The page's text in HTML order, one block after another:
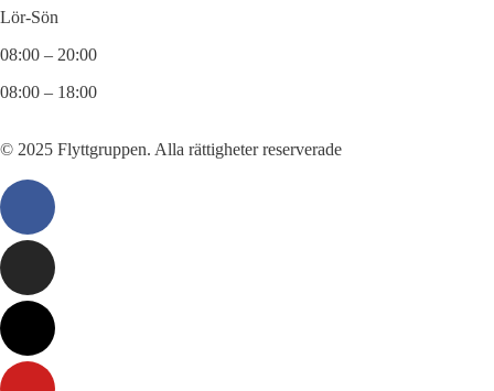
Lör-Sön
08:00 – 20:00
08:00 – 18:00
© 2025 Flyttgruppen. Alla rättigheter reserverade